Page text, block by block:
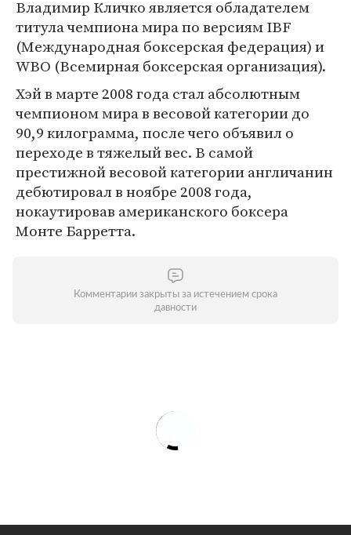
Владимир Кличко является обладателем
титула чемпиона мира по версиям IBF
(Международная боксерская федерация) и
WBO (Всемирная боксерская организация).
Хэй в марте 2008 года стал абсолютным
чемпионом мира в весовой категории до
90,9 килограмма, после чего объявил о
переходе в тяжелый вес. В самой
престижной весовой категории англичанин
дебютировал в ноябре 2008 года,
нокаутировав американского боксера
Монте Барретта.
Комментарии закрыты за истечением срока
давности